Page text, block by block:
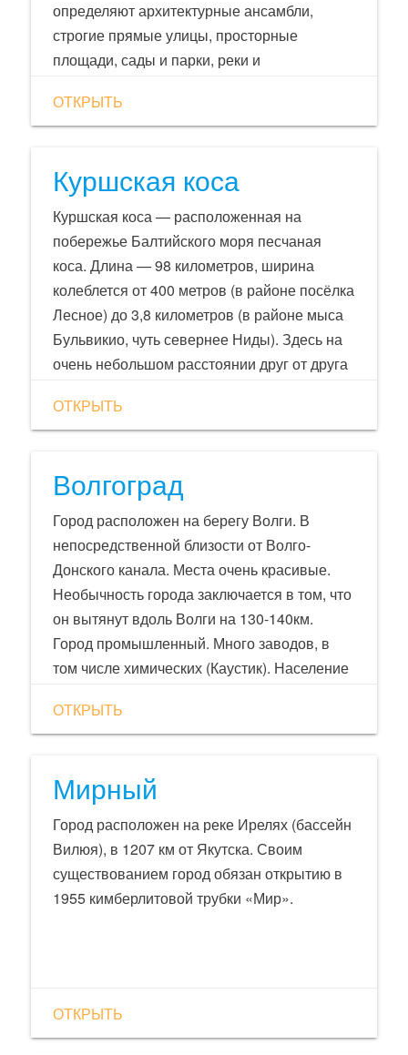
определяют архитектурные ансамбли,
строгие прямые улицы, просторные
площади, сады и парки, реки и
мосты, узорчатые ограды, монументальные
и декоративные скульптуры.
ОТКРЫТЬ
Куршская коса
Куршская коса — расположенная на
побережье Балтийского моря песчаная
коса. Длина — 98 километров, ширина
колеблется от 400 метров (в районе посёлка
Лесное) до 3,8 километров (в районе мыса
Бульвикио, чуть севернее Ниды). Здесь на
очень небольшом расстоянии друг от друга
песчано-пустынный, хвойные леса,
березняки запада России... Коса
ОТКРЫТЬ
Волгоград
Город расположен на берегу Волги. В
непосредственной близости от Волго-
Донского канала. Места очень красивые.
Необычность города заключается в том, что
он вытянут вдоль Волги на 130-140км.
Город промышленный. Много заводов, в
том числе химических (Каустик). Население
достопримечательностью города является
Мамаев курган. Наиболее высокая точка в
Войны он был ключевым местом за
который шли бои. Это стратегическая
высота с которой простреливался весь
ОТКРЫТЬ
Мирный
Город расположен на реке Ирелях (бассейн
Вилюя), в 1207 км от Якутска. Своим
существованием город обязан открытию в
1955 кимберлитовой трубки «Мир».
ОТКРЫТЬ